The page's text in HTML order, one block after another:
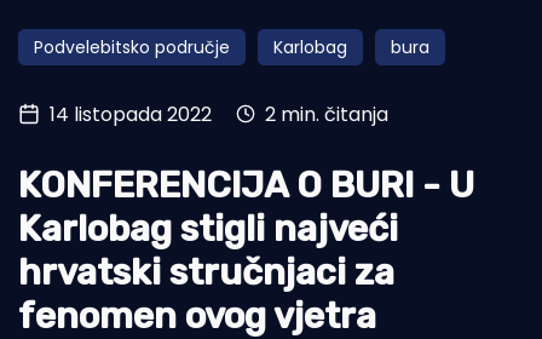
Obala
Otoci
Turizam i nautika
Pomorstvo
Ribolov
Ekologija
Tradicija i kultura
Podvelebitsko područje Karlobag bura
14 listopada 2022 2 min. čitanja
KONFERENCIJA O BURI - U
Karlobag stigli najveći
hrvatski stručnjaci za
fenomen ovog vjetra